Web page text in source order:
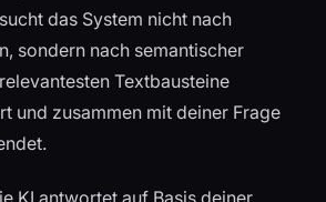
das System nicht nach
sondern nach semantischer
Textbausteine
und zusammen mit deiner Frage
KI antwortet auf Basis deiner